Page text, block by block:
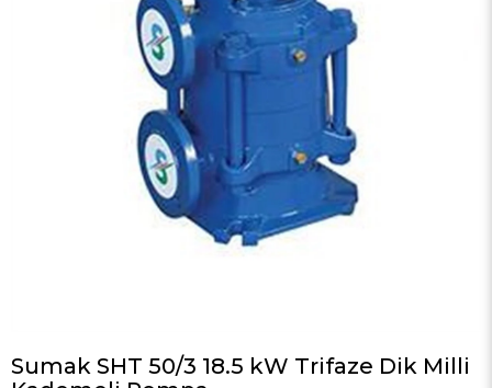
Sumak SHT 50/3 18.5 kW Trifaze Dik Milli